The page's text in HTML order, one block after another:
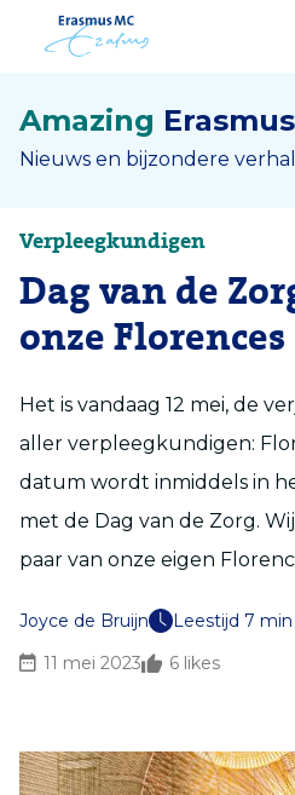
Amazing
Nieuws en bijzondere
Verpleegkundigen
Dag van de
onze Florences
Het is vandaag 12 mei, de
aller verpleegkundigen:
datum wordt inmiddels in
met de Dag van de Zorg.
paar van onze eigen
Joyce de Bruijn
Leestijd 7 min
11 mei 2023
6 likes